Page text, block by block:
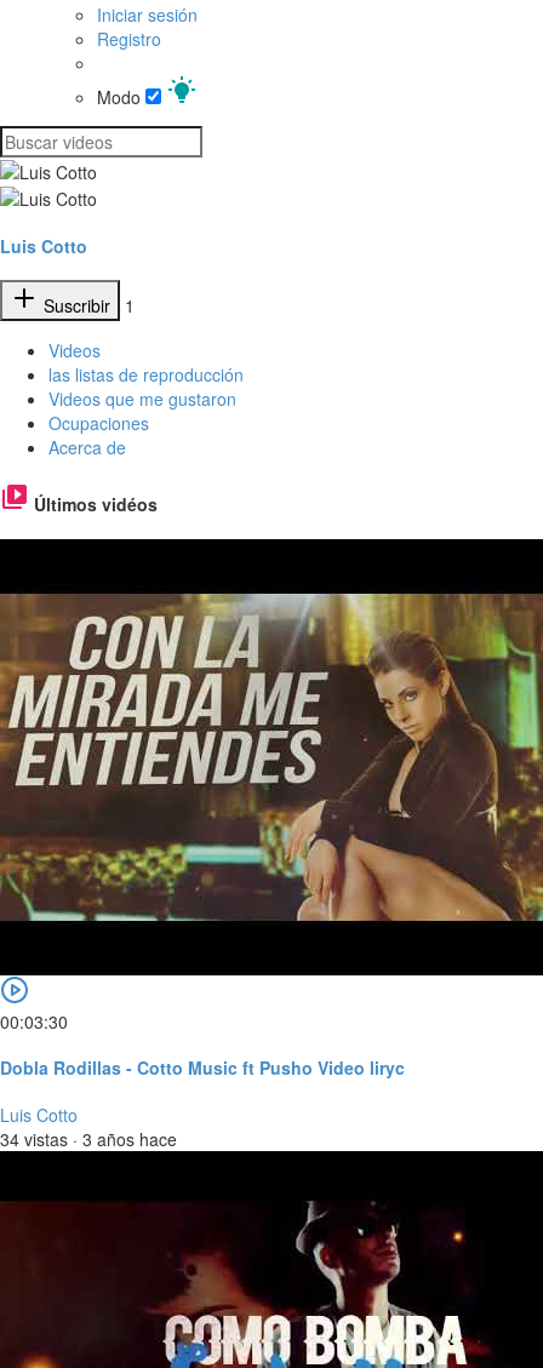
Iniciar sesión
Registro
Modo
Luis Cotto
Suscribir
1
Videos
las listas de reproducción
Videos que me gustaron
Ocupaciones
Acerca de
Últimos vidéos
00:03:30
Dobla Rodillas - Cotto Music ft Pusho Video liryc
Luis Cotto
34 vistas · 3 años hace